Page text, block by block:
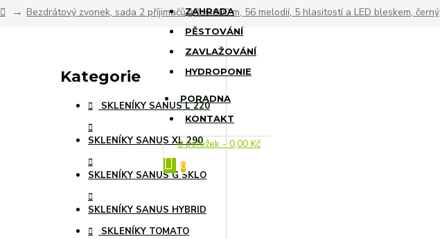
ZAHRADA
PĚSTOVÁNÍ
ZAVLAŽOVÁNÍ
HYDROPONIE
PORADNA
KONTAKT
0 položek - 0,00 Kč
0
Bezdrátový zvonek, sada 2 příjimačů, přes 600 m, 56 melodií, 5 hlasitostí a LED bleskem, černý
Kategorie
SKLENÍKY SANUS L 220
SKLENÍKY SANUS XL 290
SKLENÍKY SANUS G SKLO
SKLENÍKY SANUS HYBRID
SKLENÍKY TOMATO